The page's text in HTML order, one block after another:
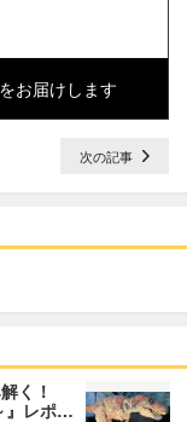
お届けします
次の記事
く！
』レポ…